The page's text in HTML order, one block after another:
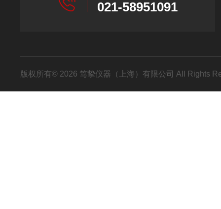
021-58951091
版权所有© 2026 笃挚仪器（上海）有限公司 All Rights